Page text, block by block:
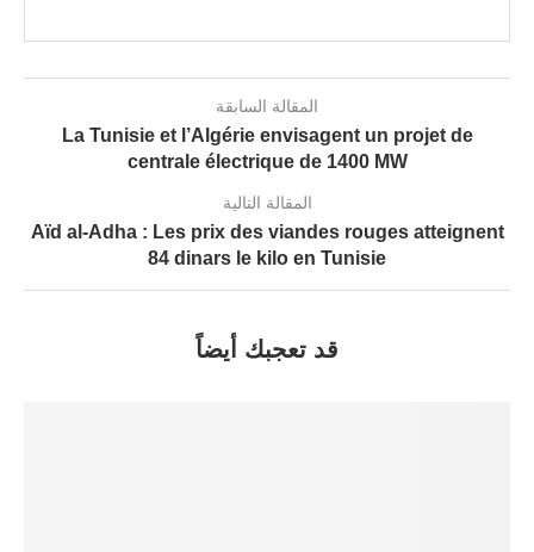
المقالة السابقة
La Tunisie et l’Algérie envisagent un projet de
centrale électrique de 1400 MW
المقالة التالية
Aïd al-Adha : Les prix des viandes rouges atteignent
84 dinars le kilo en Tunisie
قد تعجبك أيضاً